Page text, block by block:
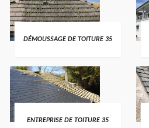
DÉMOUSSAGE DE TOITURE 35
ENTREPRISE DE TOITURE 35